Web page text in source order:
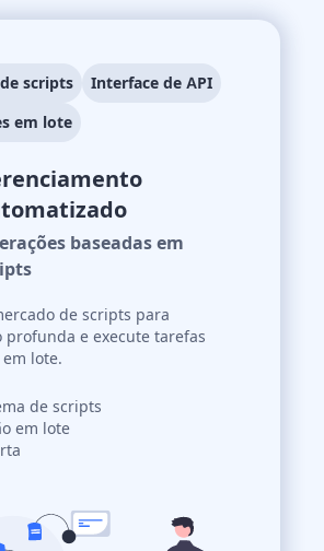
scripts Interface de API
em lote
baseadas em
de scripts para
profunda e execute tarefas
lote.
de scripts
em lote